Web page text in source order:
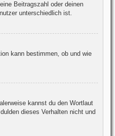
Beitragszahl oder deinen
unterschiedlich ist.
kann bestimmen, ob und wie
kannst du den Wortlaut
dieses Verhalten nicht und